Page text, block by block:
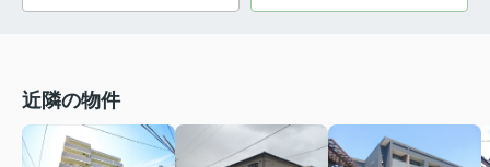
近隣の物件